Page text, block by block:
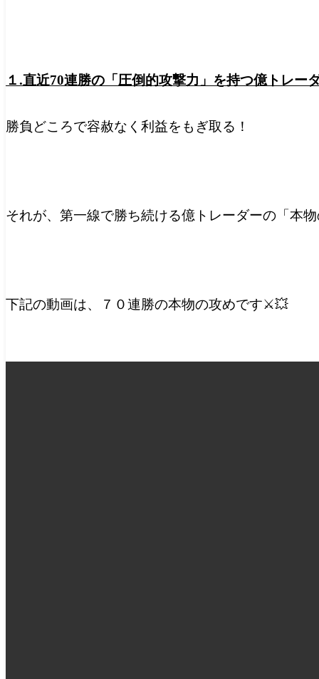
１.直近70連勝の「圧倒的攻撃力」を持つ億トレー
勝負どころで容赦なく利益をもぎ取る！
それが、第一線で勝ち続ける億トレーダーの「本
下記の動画は、７０連勝の本物の攻めです⚔️💥